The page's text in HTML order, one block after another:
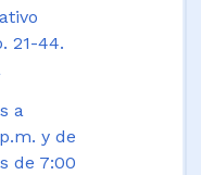
21-44.
a
y de
de 7:00